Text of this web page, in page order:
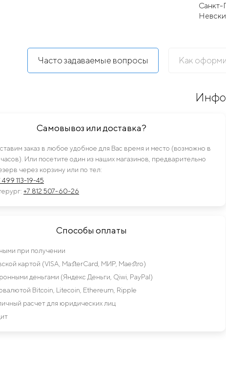
Санкт-
Часто задаваемые вопросы Как
Самовывоз или доставка?
заказ в любое удобное для Вас время и место (возможно в
Или посетите один из наших магазинов, предварительно
через корзину или по тел:
499 113-19-45
+7 812 507-60-26
Способы оплаты
при получении
картой (VISA, MasterCard, МИР, Maestro)
деньгами (Яндекс Деньги, Qiwi, PayPal)
Bitcoin, Litecoin, Ethereum, Ripple
расчет для юридических лиц